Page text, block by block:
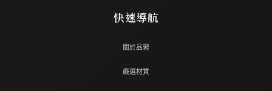
快速導航
關於品縈
嚴選材質